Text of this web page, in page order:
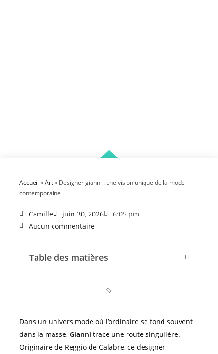
Accueil »Art» Designer gianni : une vision unique de la mode
contemporaine
Camille juin 30, 2026
6:05 pm
Aucun commentaire
Table des matières
Dans un univers mode où l’ordinaire se fond souvent
dans la masse, Gianni trace une route singulière.
Originaire de Reggio de Calabre, ce designer